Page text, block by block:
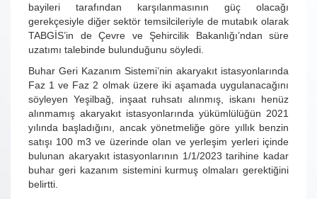
bayileri tarafından karşılanmasının güç olacağı
gerekçesiyle diğer sektör temsilcileriyle de mutabık olarak
TABGİS’in de Çevre ve Şehircilik Bakanlığı’ndan süre
uzatımı talebinde bulunduğunu söyledi.
Buhar Geri Kazanım Sistemi’nin akaryakıt istasyonlarında
Faz 1 ve Faz 2 olmak üzere iki aşamada uygulanacağını
söyleyen Yeşilbağ, inşaat ruhsatı alınmış, iskanı henüz
alınmamış akaryakıt istasyonlarında yükümlülüğün 2021
yılında başladığını, ancak yönetmeliğe göre yıllık benzin
satışı 100 m3 ve üzerinde olan ve yerleşim yerleri içinde
bulunan akaryakıt istasyonlarının 1/1/2023 tarihine kadar
buhar geri kazanım sistemini kurmuş olmaları gerektiğini
belirtti.